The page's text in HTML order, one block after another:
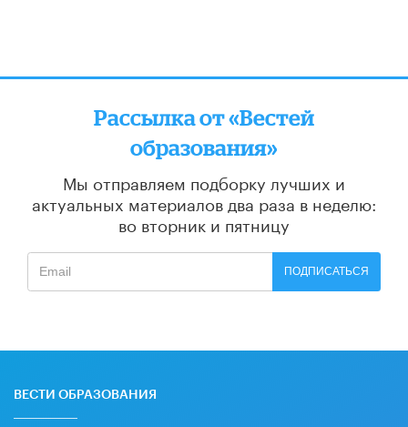
Рассылка от «Вестей
образования»
Мы отправляем подборку лучших и
актуальных материалов два раза в неделю:
во вторник и пятницу
ПОДПИСАТЬСЯ
ВЕСТИ ОБРАЗОВАНИЯ